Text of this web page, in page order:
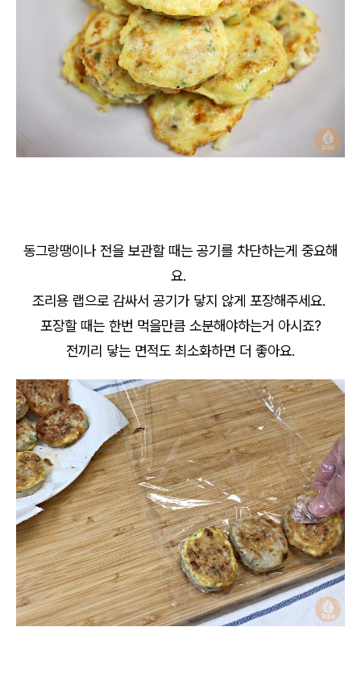
동그랑땡이나 전을 보관할 때는 공기를 차단하는게 중요해
요.
조리용 랩으로 감싸서 공기가 닿지 않게 포장해주세요.
포장할 때는 한번 먹을만큼 소분해야하는거 아시죠?
전끼리 닿는 면적도 최소화하면 더 좋아요.